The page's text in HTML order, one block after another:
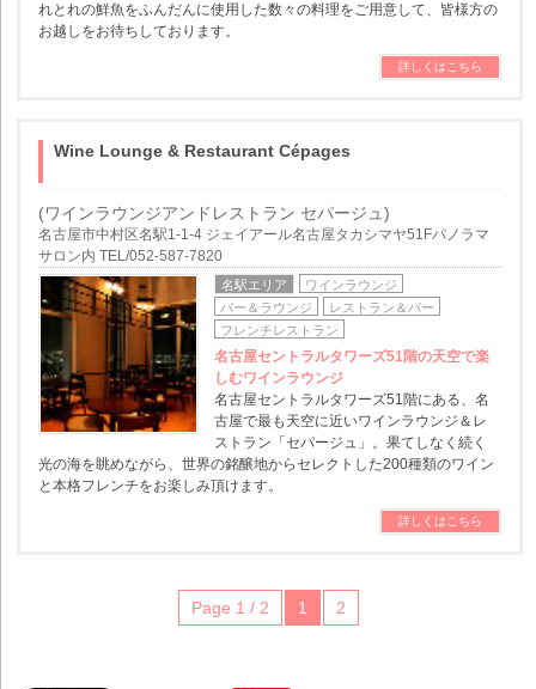
れとれの鮮魚をふんだんに使用した数々の料理をご用意して、皆様方の
お越しをお待ちしております。
詳しくはこちら
Wine Lounge & Restaurant Cépages
(ワインラウンジアンドレストラン セパージュ)
名古屋市中村区名駅1-1-4 ジェイアール名古屋タカシマヤ51Fパノラマ
サロン内 TEL/052-587-7820
名駅エリア
ワインラウンジ
バー＆ラウンジ
レストラン＆バー
フレンチレストラン
名古屋セントラルタワーズ51階の天空で楽
しむワインラウンジ
名古屋セントラルタワーズ51階にある、名
古屋で最も天空に近いワインラウンジ＆レ
ストラン「セパージュ」。果てしなく続く
光の海を眺めながら、世界の銘醸地からセレクトした200種類のワイン
と本格フレンチをお楽しみ頂けます。
詳しくはこちら
Page 1 / 2 1 2